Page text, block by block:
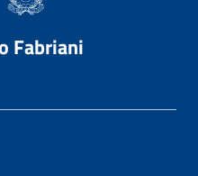
Fabriani